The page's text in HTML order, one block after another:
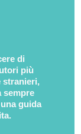
di
più
stranieri,
sempre
guida